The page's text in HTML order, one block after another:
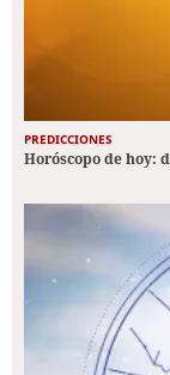
PREDICCIONES
Horóscopo de hoy: